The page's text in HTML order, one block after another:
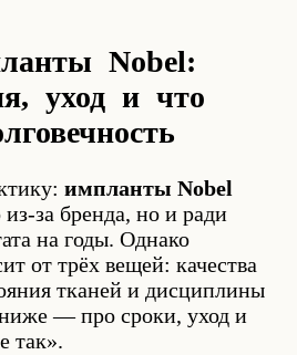
Nobel:
уход и что
импланты Nobel
за бренда, но и ради
на годы. Однако
от трёх вещей: качества
тканей и дисциплины
— про сроки, уход и
так».